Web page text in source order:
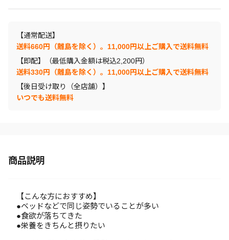
【通常配送】
送料660円（離島を除く）。11,000円以上ご購入で送料無料
【即配】（最低購入金額は税込2,200円）
送料330円（離島を除く）。11,000円以上ご購入で送料無料
【後日受け取り（全店舗）】
いつでも送料無料
商品説明
【こんな方におすすめ】
●ベッドなどで同じ姿勢でいることが多い
●食欲が落ちてきた
●栄養をきちんと摂りたい